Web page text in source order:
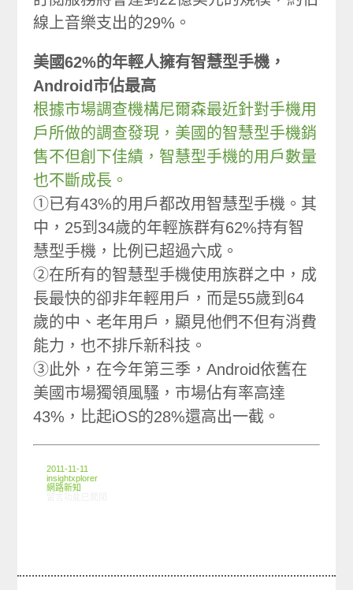
線上音樂支出的29%。
美國62%的年輕人擁有智慧型手機，
Android市佔最高
根據市場調查機構尼爾森最近針對手機用
戶所做的調查發現，美國的智慧型手機銷
售不但創下佳績，智慧型手機的用戶數量
也不斷成長。
①已有43%的用戶都改用智慧型手機。其
中，25到34歲的年輕族群有62%持有智
慧型手機，比例已超過六成。
②在所有的智慧型手機使用族群之中，成
長最快的卻非年輕用戶，而是55歲到64
歲的中、老年用戶，顯見他們不但有消費
能力，也不排斥新科技。
③此外，在今年第三季，Android依舊在
美國市場獨領風騷，市場佔有率高達
43%，比起iOS的28%還高出一截。
2011-11-11
insightxplorer
網路新知